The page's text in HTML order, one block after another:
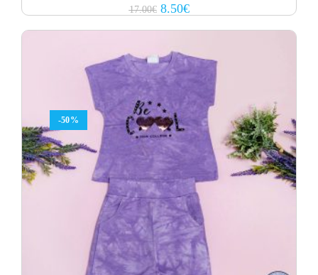
17.00€ Original
price
8.50€Current
price
-50%